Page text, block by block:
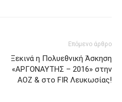
Επόμενο άρθρο
Ξεκινά η Πολυεθνική Άσκηση
«ΑΡΓΟΝΑΥΤΗΣ – 2016» στην
ΑΟΖ & στο FIR Λευκωσίας!